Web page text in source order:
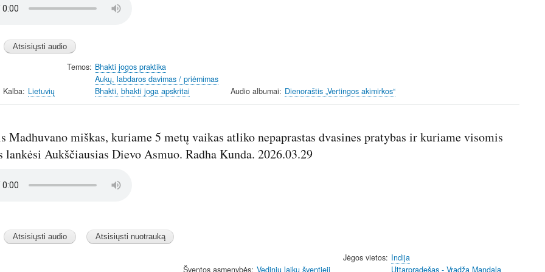
Kalba Lietuvių
Temos Bhakti jogos praktika
Aukų, labdaros davimas / priėmimas
Bhakti, bhakti joga apskritai
Audio albumai Dienoraštis „Vertingos akimirkos“
Madhuvano miškas, kuriame 5 metų vaikas atliko nepaprastas dvasines pratybas ir kuriame visomis
lankėsi Aukščiausias Dievo Asmuo. Radha Kunda. 2026.03.29
Šventos asmenybės Vedinių laikų šventieji
Jėgos vietos Indija
Uttarpradešas - Vradža Mandala